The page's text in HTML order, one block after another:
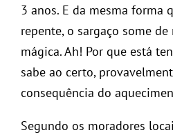
3 anos. E da mesma forma
repente, o sargaço some
mágica. Ah! Por que está
sabe ao certo,
consequência do
Segundo os moradores